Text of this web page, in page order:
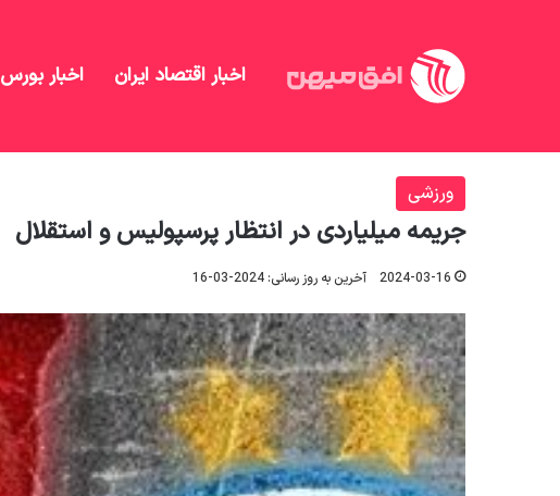
اخبار اقتصاد ایران اخبار بورس
ورزشی
جریمه میلیاردی در انتظار پرسپولیس و استقلال
2024-03-16 آخرین به روز رسانی: 2024-03-16